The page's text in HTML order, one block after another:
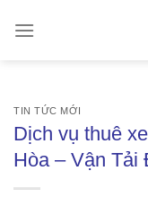
TIN TỨC MỚI
Dịch vụ thuê
Hòa – Vận Tải